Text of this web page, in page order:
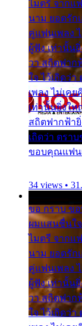
ไมตรี จากแ
นาม ยอดรัก
คู่แฟนเพลง
ผู้ฟัง เท่านั้น
วา สถิตฟาก
ใจ ไว้เถิดว่
เพลง ไม่เค
เท่านั้นยิ่งให
สถิตฟากฟ้า
เถิดว่า ตรา
ขอบคุณแฟนเ
34 views •
ขอ กราบ ข
ผมแสนชื่นใจ
ไมตรี จากแ
นาม ยอดรัก
คู่แฟนเพลง
ผู้ฟัง เท่านั้น
วา สถิตฟาก
ใจ ไว้เถิดว่